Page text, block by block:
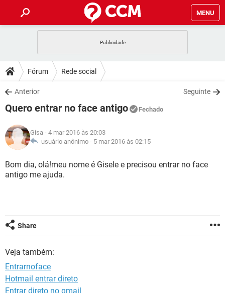
MENU
CELULAR
OUTLOOK
INSTAGRAM GMAIL
GUIA DE COMPRAS
DICAS
JOGOS
INSTAGRAM
GUIA DE COMPRAS
DOWNLOADS
JOGOS WHATSAPP
CELULAR
OUTLOOK EXCEL
INSTAGRAM
GUIA DE COMPRAS
FÓRUM
JOGOS
CELULAR
OUTLOOK EXCEL
GLOSSÁRIO
JOGOS WHATSAPP
CELULAR
GUIA DE COMPRAS
Fórum Rede social
Anterior Seguinte
Quero entrar no face antigo Fechado
Gisa - 4 mar 2016 às 20:03
usuário anônimo - 5 mar 2016 às 02:15
Bom dia, olá!meu nome é Gisele e precisou entrar no face
antigo me ajuda.
Share
Veja também:
Entrarnoface
Hotmail entrar direto
Entrar direto no gmail